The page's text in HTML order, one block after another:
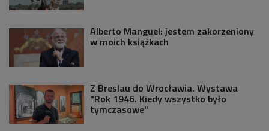
Alberto Manguel: jestem zakorzeniony
w moich książkach
Z Breslau do Wrocławia. Wystawa
"Rok 1946. Kiedy wszystko było
tymczasowe"